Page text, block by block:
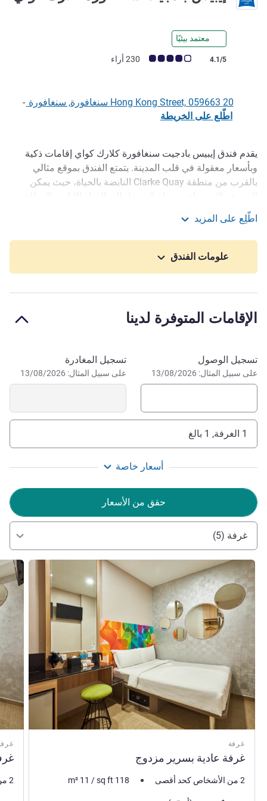
معتمد بيئيًا
ملاحظة أراء العملاء (رأي ALL)
4.1/5 230 أراء
20 Hong Kong Street, 059663 سنغافورة, سنغافورة
-
اطّلع على الخريطة
الوصف
يقدم فندق ‏‫إيبيس بادجيت سنغافورة كلارك كواي‬ إقامات ذكية
وبأسعار معقولة في قلب المدينة. يتمتع الفندق بموقع مثالي
بالقرب من منطقة Clarke Quay النابضة بالحياة، حيث يمكن
والأماكن السياحية الرئيسية. تضمن العلامة التجارية الموثوقة
إيبيس بدجت غرفًا نظيفة ومريحة مصممة للمسافرين العصريين
الذين يبحثون عن القيمة دون أي تنازل. استمتع بالراحة والبساطة
في إحدى أهم مناطق المدينة.
خيارك الذكي للراحة بأسعار معقولة في قلب المدينة. استمتع
بسهولة الوصول إلى الحياة الليلية النابضة بالحياة والمطاعم
والمعالم السياحية الرائعة، كل ذلك داخل مساحة نظيفة ومريحة
إدارة الفندق Allan Tan
اطّلِع على المزيد
علومات الفندق
الإقامات المتوفرة لدينا
احجز في هذا الفندق
تسجيل الوصول
على سبيل المثال: 13/08/2026
تسجيل المغادرة
على سبيل المثال: 13/08/2026
1 الغرفة, 1 بالغ
أسعار خاصة
حقق من الأسعار
غرفة (5)
غرفة
غرفة عادية بسرير مزدوج
راجع التفاصيل
2 من الأشخاص كحد أقصى m² 11 /sq ft 118
راجع
2 من الأشخاص كحد أقصى